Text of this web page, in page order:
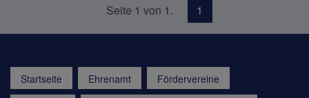
Seite 1 von 1. 1
Startseite Ehrenamt
Fördervereine